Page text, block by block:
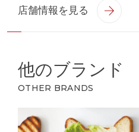
店舗情報を見る
他のブランド
OTHER BRANDS